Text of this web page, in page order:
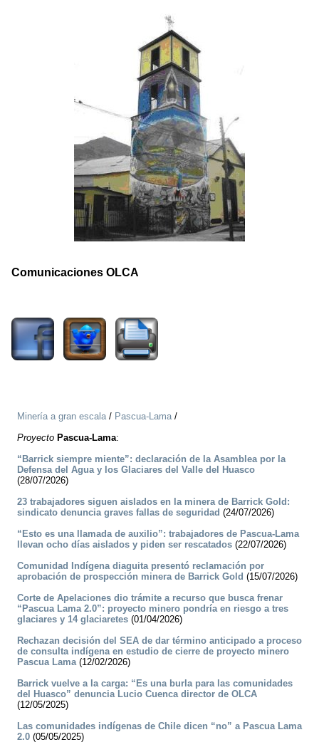
Comunicaciones OLCA
Minería a gran escala/ Pascua-Lama/
Proyecto Pascua-Lama:
“Barrick siempre miente”: declaración de la Asamblea por la
Defensa del Agua y los Glaciares del Valle del Huasco
(28/07/2026)
23 trabajadores siguen aislados en la minera de Barrick Gold:
sindicato denuncia graves fallas de seguridad (24/07/2026)
“Esto es una llamada de auxilio”: trabajadores de Pascua-Lama
llevan ocho días aislados y piden ser rescatados (22/07/2026)
Comunidad Indígena diaguita presentó reclamación por
aprobación de prospección minera de Barrick Gold (15/07/2026)
Corte de Apelaciones dio trámite a recurso que busca frenar
“Pascua Lama 2.0”: proyecto minero pondría en riesgo a tres
glaciares y 14 glaciaretes (01/04/2026)
Rechazan decisión del SEA de dar término anticipado a proceso
de consulta indígena en estudio de cierre de proyecto minero
Pascua Lama(12/02/2026)
Barrick vuelve a la carga: “Es una burla para las comunidades
del Huasco” denuncia Lucio Cuenca director de OLCA
(12/05/2025)
Las comunidades indígenas de Chile dicen “no” a Pascua Lama
2.0 (05/05/2025)